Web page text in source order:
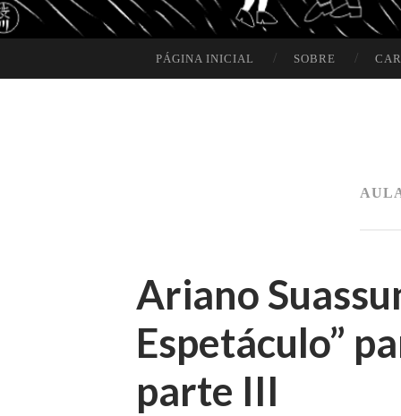
PÁGINA INICIAL SOBRE
Ariano
Espetáculo”
parte III